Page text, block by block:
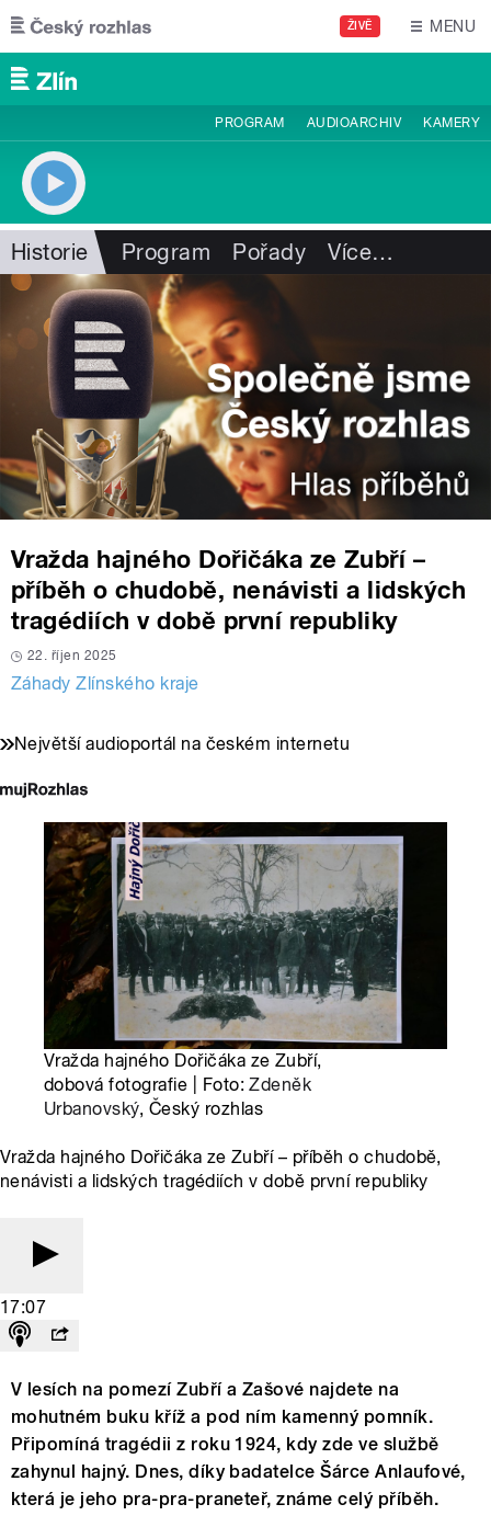
Přejít k hlavnímu obsahu
ŽIVĚ MENU
PROGRAM AUDIOARCHIV KAMERY
Historie Program Pořady Více…
Vražda hajného Dořičáka ze Zubří –
příběh o chudobě, nenávisti a lidských
tragédiích v době první republiky
22. říjen 2025
Záhady Zlínského kraje
Největší audioportál na českém internetu
Vražda hajného Dořičáka ze Zubří,
dobová fotografie | Foto:Zdeněk
Urbanovský, Český rozhlas
Vražda hajného Dořičáka ze Zubří – příběh o chudobě,
nenávisti a lidských tragédiích v době první republiky
17:07
V lesích na pomezí Zubří a Zašové najdete na
mohutném buku kříž a pod ním kamenný pomník.
Připomíná tragédii z roku 1924, kdy zde ve službě
zahynul hajný. Dnes, díky badatelce Šárce Anlaufové,
která je jeho pra-pra-praneteř, známe celý příběh.